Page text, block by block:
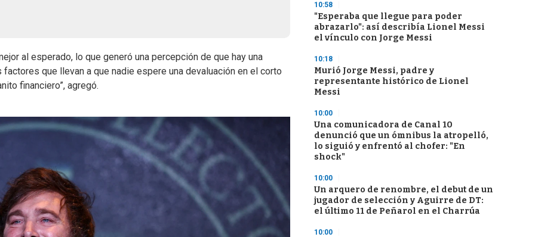
al esperado, lo que generó una percepción de que hay una
que llevan a que nadie espere una devaluación en el corto
financiero”, agregó.
10:58
"Esperaba que llegue para poder
abrazarlo": así describía Lionel Messi
el vínculo con Jorge Messi
10:18
Murió Jorge Messi, padre y
representante histórico de Lionel
Messi
10:00
Una comunicadora de Canal 10
denunció que un ómnibus la atropelló,
lo siguió y enfrentó al chofer: "En
shock"
10:00
Un arquero de renombre, el debut de un
jugador de selección y Aguirre de DT:
el último 11 de Peñarol en el Charrúa
10:00